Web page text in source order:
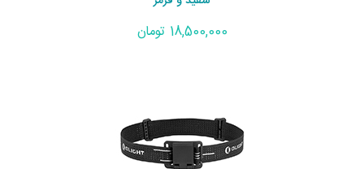
18,500,000 تومان